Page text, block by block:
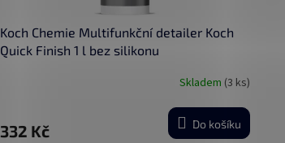
Koch Chemie Multifunkční detailer Koch
Quick Finish 1 l bez silikonu
Skladem (3 ks)
332 Kč Do košíku